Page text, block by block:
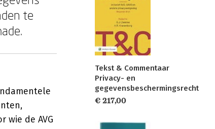
te
wie de AVG
Tekst & Commentaar
Privacy- en
gegevensbeschermingsrecht
€ 217,00